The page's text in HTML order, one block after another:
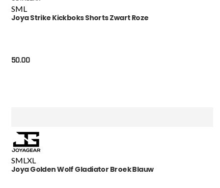
SML
Joya Strike Kickboks Shorts Zwart Roze
50.00
SMLXL
Joya Golden Wolf Gladiator Broek Blauw